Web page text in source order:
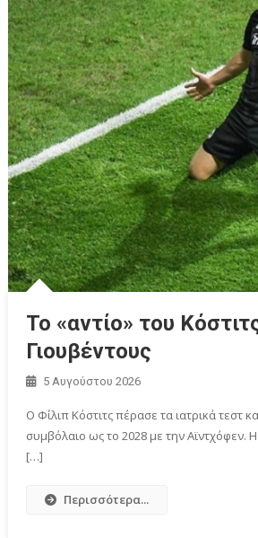
Το «αντίο» του
Γιουβέντους
5 Αυγούστου 2026
Ο Φίλιπ Κόστιτς πέρασε τα ιατρικά τεστ
συμβόλαιο ως το 2028 με την Αϊντχόφεν.
[…]
Περισσότερα...